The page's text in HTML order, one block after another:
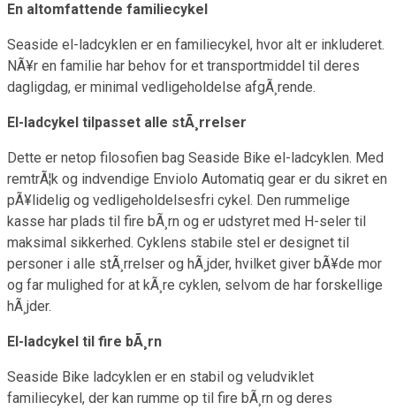
En altomfattende familiecykel
Seaside el-ladcyklen er en familiecykel, hvor alt er inkluderet.
NÃ¥r en familie har behov for et transportmiddel til deres
dagligdag, er minimal vedligeholdelse afgÃ¸rende.
El-ladcykel tilpasset alle stÃ¸rrelser
Dette er netop filosofien bag Seaside Bike el-ladcyklen. Med
remtrÃ¦k og indvendige Enviolo Automatiq gear er du sikret en
pÃ¥lidelig og vedligeholdelsesfri cykel. Den rummelige
kasse har plads til fire bÃ¸rn og er udstyret med H-seler til
maksimal sikkerhed. Cyklens stabile stel er designet til
personer i alle stÃ¸rrelser og hÃ¸jder, hvilket giver bÃ¥de mor
og far mulighed for at kÃ¸re cyklen, selvom de har forskellige
hÃ¸jder.
El-ladcykel til fire bÃ¸rn
Seaside Bike ladcyklen er en stabil og veludviklet
familiecykel, der kan rumme op til fire bÃ¸rn og deres